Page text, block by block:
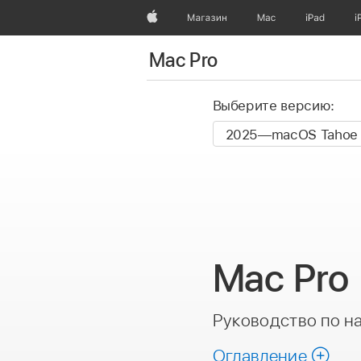
Apple Магазин Mac iPad
Mac Pro
Выберите версию:
Mac Pro
Руководство по
Оглавление